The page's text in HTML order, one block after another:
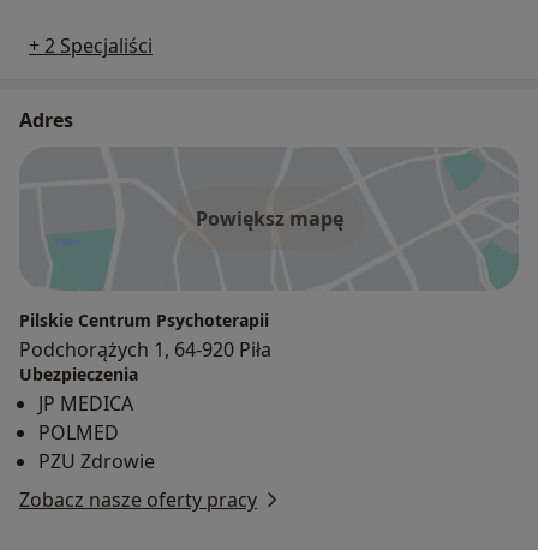
+ 2 Specjaliści
Adres
Powiększ mapę
Pilskie Centrum Psychoterapii
Podchorążych 1, 64-920 Piła
Ubezpieczenia
JP MEDICA
POLMED
PZU Zdrowie
Zobacz nasze oferty pracy